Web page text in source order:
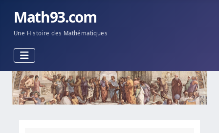
Math93.com
Une Histoire des Mathématiques